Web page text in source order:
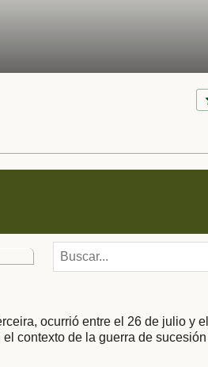
ocurrió entre el 26 de julio y
contexto de la guerra de sucesión